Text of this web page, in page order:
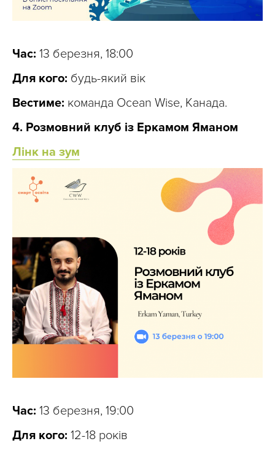
Час: 13 березня, 18:00
Для кого: будь-який вік
Вестиме: команда Ocean Wise, Канада.
4. Розмовний клуб із Еркамом Яманом
Лінк на зум
Час: 13 березня, 19:00
Для кого: 12-18 років